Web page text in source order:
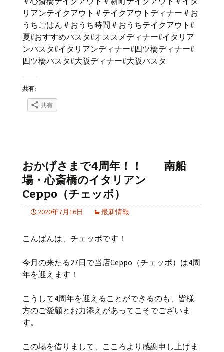
リアンテイクアウト＃テイクアウトディナー＃お
うちごはん＃おうち時間＃おうちテイクアウト#
夏#おすすめパスタ#オススメディナー#イタリア
ンパスタ#イタリアンディナー#四ツ橋ディナー#
四ツ橋パスタ#大阪ディナー#大阪パスタ
共有:
共有
おかげさまで4周年！！ 南船
場・心斎橋のイタリアン
Ceppo（チェッポ）
2020年7月16日 最新情報
こんばんは、チェッポです！
今月の来たる27日で当店Ceppo（チェッポ）は4周
年を迎えます！
こうして4周年を迎えることができるのも、皆様
方のご愛顧とお力添えがあってこそでございま
す。
この場を借りまして、こころより感謝申し上げま